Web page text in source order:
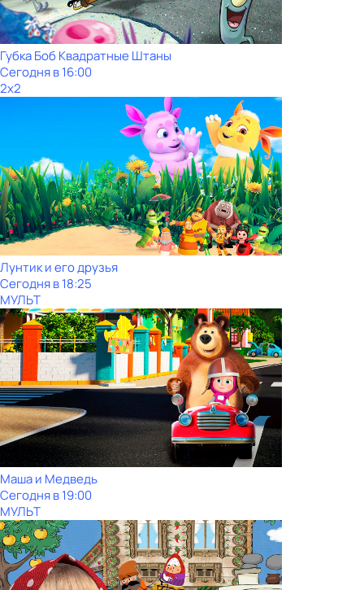
Губка Боб Квадратные Штаны
Сегодня в 16:00
2x2
Лунтик и его друзья
Сегодня в 18:25
МУЛЬТ
Маша и Медведь
Сегодня в 19:00
МУЛЬТ